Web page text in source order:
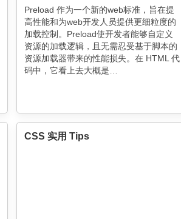
Preload 作为一个新的web标准，旨在提
高性能和为web开发人员提供更细粒度的
加载控制。Preload使开发者能够自定义
资源的加载逻辑，且无需忍受基于脚本的
资源加载器带来的性能损失。在 HTML 代
码中，它看上去大概是…
CSS 实用 Tips